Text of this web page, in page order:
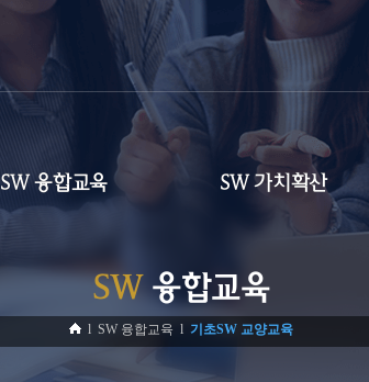
SW 융합교육 SW 가치확산
l SW 융합교육 l 기초SW 교양교육
SW 융합교육